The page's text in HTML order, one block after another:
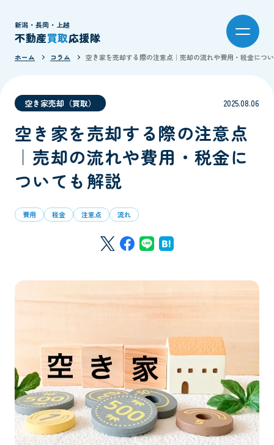
新潟・長岡・上越
不動産買取応援隊
ホーム コラム 空き家を売却する際の注意点｜売却の流れや費用・税金につ
空き家売却（買取） 2025.08.06
空き家を売却する際の注意点
｜売却の流れや費用・税金に
ついても解説
費用 税金 注意点 流れ